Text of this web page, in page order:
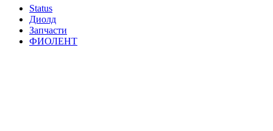
Status
Диолд
Запчасти
ФИОЛЕНТ